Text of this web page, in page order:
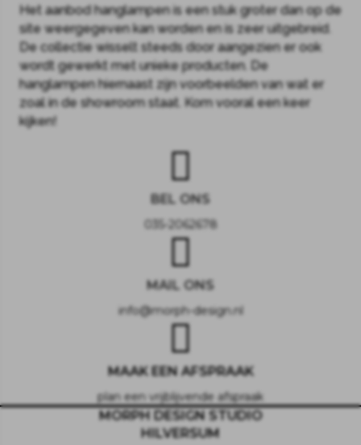
Het aanbod hanglampen is een stuk groter dan op de
site weergegeven kan worden en is zeer uitgebreid.
De collectie wisselt steeds door aangezien er ook
wordt gewerkt met unieke producten. De
hanglampen hiernaast zijn voorbeelden van wat er
zoal in de showroom staat. Kom vooral een keer
kijken!
BEL ONS
035-2062678
MAIL ONS
info@morph-design.nl
MAAK EEN AFSPRAAK
plan een vrijblijvende afspraak
MORPH DESIGN STUDIO
HILVERSUM